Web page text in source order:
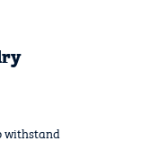
withstand